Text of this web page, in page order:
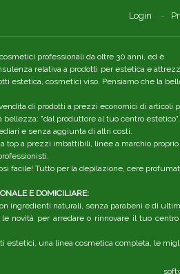
Login
professionali da oltre 30 anni, ed è
relativa a prodotti per estetica e
estetica, cosmetici viso. Pensiamo che la
di prodotti a prezzi economici di articoli
"dal produttore al tuo centro
e senza aggiunta di altri costi.
top a prezzi imbattibili, linee a marchio
facile! Tutto per la depilazione, cere
E DOMICILIARE:
ingredienti naturali, senza parabeni e di
le novità per arredare o rinnovare il tuo
estetici, una linea cosmetica completa, le